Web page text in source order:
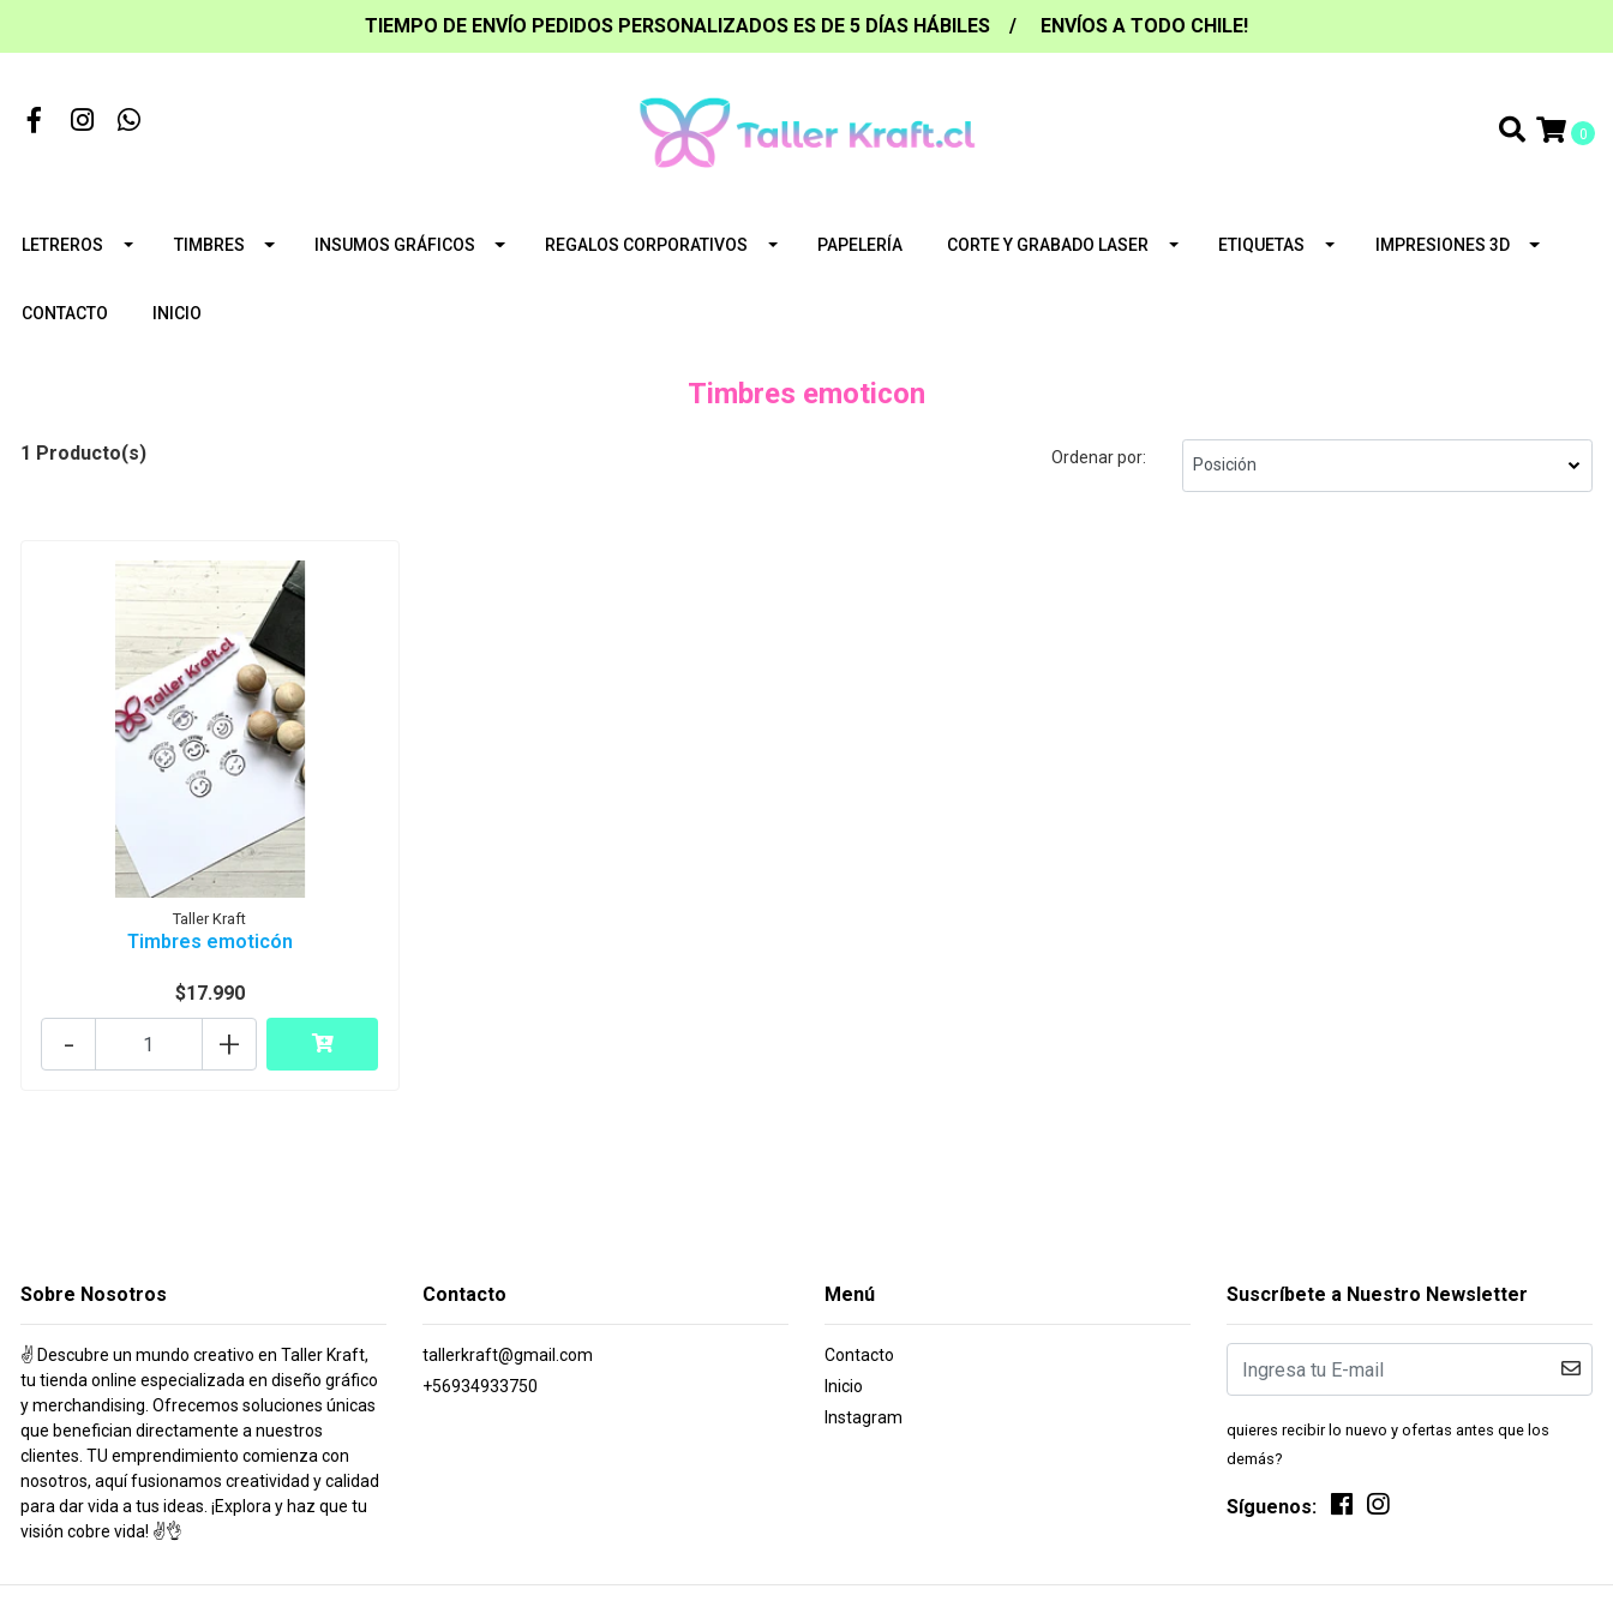
TIEMPO DE ENVÍO PEDIDOS PERSONALIZADOS ES DE 5 DÍAS HÁBILES / ENVÍOS A TODO CHILE!
0
LETREROS TIMBRES INSUMOS GRÁFICOS REGALOS CORPORATIVOS PAPELERÍA CORTE Y GRABADO LASER ETIQUETAS IMPRESIONES 3D
CONTACTO INICIO
Timbres emoticon
1 Producto(s) Ordenar por:
Taller Kraft
Timbres emoticón
$17.990
+
-
Sobre Nosotros
✌️ Descubre un mundo creativo en Taller Kraft,
tu tienda online especializada en diseño gráfico
y merchandising. Ofrecemos soluciones únicas
que benefician directamente a nuestros
clientes. TU emprendimiento comienza con
nosotros, aquí fusionamos creatividad y calidad
para dar vida a tus ideas. ¡Explora y haz que tu
visión cobre vida! ✌️👌
Contacto
tallerkraft@gmail.com
+56934933750
Menú
Contacto
Inicio
Instagram
Suscríbete a Nuestro Newsletter
quieres recibir lo nuevo y ofertas antes que los
demás?
Síguenos: